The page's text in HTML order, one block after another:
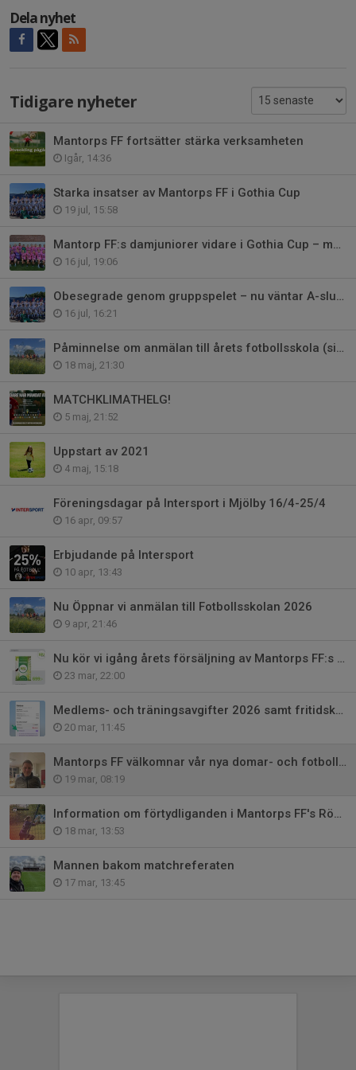
Dela nyhet
Tidigare nyheter
Mantorps FF fortsätter stärka verksamheten
Igår, 14:36
Starka insatser av Mantorps FF i Gothia Cup
19 jul, 15:58
Mantorp FF:s damjuniorer vidare i Gothia Cup – med glädjen och gemenskapen
16 jul, 19:06
Obesegrade genom gruppspelet – nu väntar A-slutspel för Mantorp FF P2011!
16 jul, 16:21
Påminnelse om anmälan till årets fotbollsskola (sista anmälan 24/5)
18 maj, 21:30
MATCHKLIMATHELG!
5 maj, 21:52
Uppstart av 2021
4 maj, 15:18
Föreningsdagar på Intersport i Mjölby 16/4-25/4
16 apr, 09:57
Erbjudande på Intersport
10 apr, 13:43
Nu Öppnar vi anmälan till Fotbollsskolan 2026
9 apr, 21:46
Nu kör vi igång årets försäljning av Mantorps FF:s gräsmattegödning!
23 mar, 22:00
Medlems- och träningsavgifter 2026 samt fritidskortet
20 mar, 11:45
Mantorps FF välkomnar vår nya domar- och fotbollsutvecklare
19 mar, 08:19
Information om förtydliganden i Mantorps FF's Röda tråden
18 mar, 13:53
Mannen bakom matchreferaten
17 mar, 13:45